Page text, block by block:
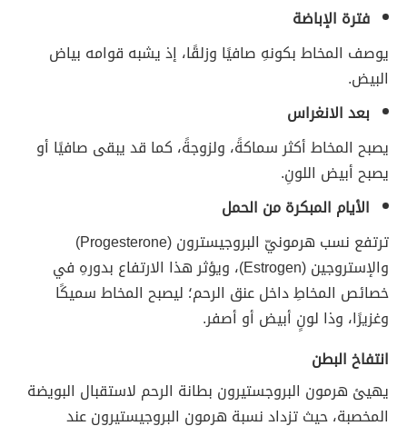
فترة الإباضة
يوصف المخاط بكونهِ صافيًا وزلقًا، إذ يشبه قوامه بياض
البيض.
بعد الانغراس
يصبح المخاط أكثر سماكةً، ولزوجةً، كما قد يبقى صافيًا أو
يصبح أبيض اللونِ.
الأيام المبكرة من الحمل
ترتفع نسب هرمونيّ البروجيسترون (Progesterone)
والإستروجين (Estrogen)، ويؤثر هذا الارتفاع بدورهِ في
خصائص المخاطِ داخل عنق الرحم؛ ليصبح المخاط سميكًا
وغزيرًا، وذا لونٍ أبيض أو أصفر.
انتفاخ البطن
يهيئ هرمون البروجستيرون بطانة الرحم لاستقبال البويضة
المخصبة، حيث تزداد نسبة هرمون البروجيستيرون عند